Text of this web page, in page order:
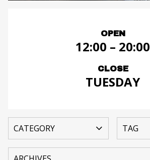
OPEN
12:00 – 20:00
CLOSE
TUESDAY